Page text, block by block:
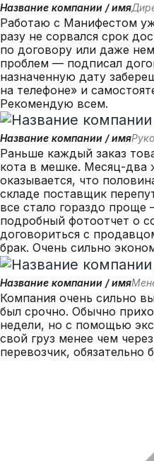
Работаю с Манифестом
разу не сорвался срок
по договору или даже
проблем — подписал
назначенную дату
на телефоне» и
Рекомендую всем.
Название компании / имя
Раньше каждый заказ
кота в мешке. Месяц-два
оказывается, что
складе поставщик
все стало гораздо проще
подробный фотоотчет о
договориться с
брак. Очень сильно
Название компании / имя
Компания очень сильно
был срочно. Обычно
недели, но с помощью
свой груз менее чем
перевозчик, обязательно
Название компании / имя